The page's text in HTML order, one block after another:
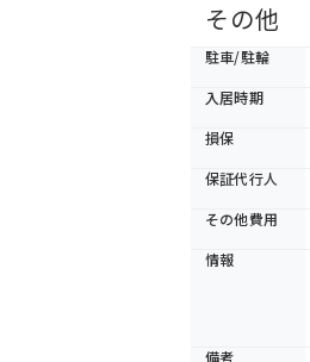
その他
駐車/駐輪
入居時期
損保
保証代行人
その他費用
情報
備考